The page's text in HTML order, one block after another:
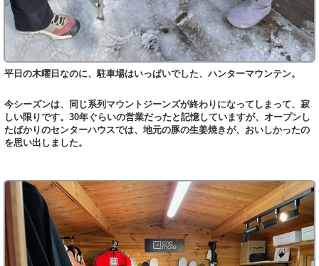
平日の木曜日なのに、駐車場はいっぱいでした、ハンターマウンテン。
今シーズンは、同じ系列マウントジーンズが終わりになってしまって、寂
しい限りです。30年ぐらいの営業だったと記憶していますが、オープンし
たばかりのセンターハウスでは、地元の豚の生姜焼きが、おいしかったの
を思い出しました。